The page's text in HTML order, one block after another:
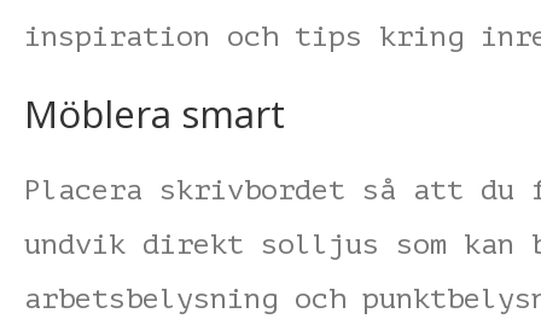
inspiration och tips kring
Möblera smart
Placera skrivbordet så att du
undvik direkt solljus som kan
arbetsbelysning och